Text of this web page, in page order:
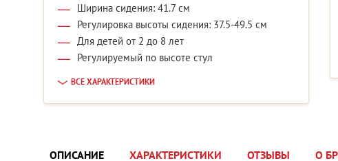
Ширина сидения: 41.7 см
Регулировка высоты сидения: 37.5-49.5 см
Для детей от 2 до 8 лет
Регулируемый по высоте стул
ВСЕ ХАРАКТЕРИСТИКИ
ОПИСАНИЕ ХАРАКТЕРИСТИКИ ОТЗЫВЫ О